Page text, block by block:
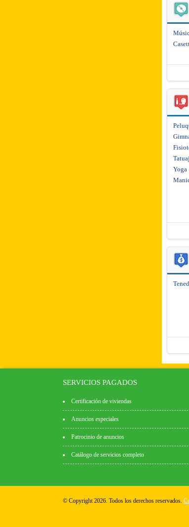
Yoga
SERVICIOS PAGADOS
Certificación de viviendas
Anuncios especiales
Patrocinio de anuncios
Catálogo de servicios completo
© Copyright 2026. Todos los derechos reservados.